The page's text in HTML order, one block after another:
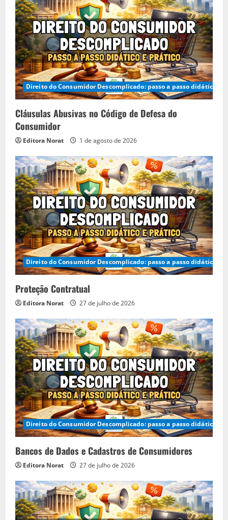
Direito do Consumidor Descomplicado: passo a passo didático e
Cláusulas Abusivas no Código de Defesa do
Consumidor
Editora Norat 1 de agosto de 2026
Direito do Consumidor Descomplicado: passo a passo didático e
Proteção Contratual
Editora Norat 27 de julho de 2026
Direito do Consumidor Descomplicado: passo a passo didático e
Bancos de Dados e Cadastros de Consumidores
Editora Norat 27 de julho de 2026